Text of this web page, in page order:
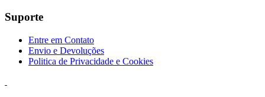
Suporte
Entre em Contato
Envio e Devoluções
Politica de Privacidade e Cookies